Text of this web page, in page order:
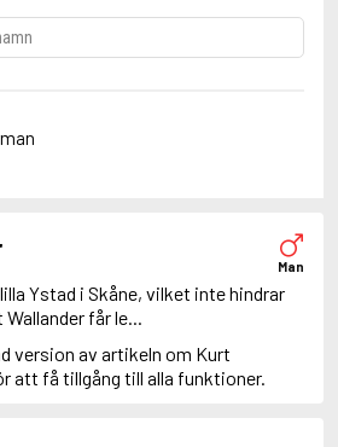
Man
Ystad i Skåne, vilket inte hindrar
får le...
version av artikeln om Kurt
att få tillgång till alla funktioner.